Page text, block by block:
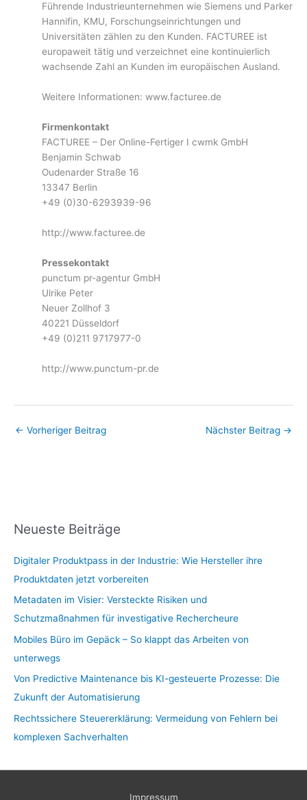
Führende Industrieunternehmen wie Siemens und Parker
Hannifin, KMU, Forschungseinrichtungen und
Universitäten zählen zu den Kunden. FACTUREE ist
europaweit tätig und verzeichnet eine kontinuierlich
wachsende Zahl an Kunden im europäischen Ausland.
Weitere Informationen: www.facturee.de
Firmenkontakt
FACTUREE – Der Online-Fertiger I cwmk GmbH
Benjamin Schwab
Oudenarder Straße 16
13347 Berlin
+49 (0)30-6293939-96
http://www.facturee.de
Pressekontakt
punctum pr-agentur GmbH
Ulrike Peter
Neuer Zollhof 3
40221 Düsseldorf
+49 (0)211 9717977-0
http://www.punctum-pr.de
← Vorheriger Beitrag Nächster Beitrag →
Neueste Beiträge
Digitaler Produktpass in der Industrie: Wie Hersteller ihre
Produktdaten jetzt vorbereiten
Metadaten im Visier: Versteckte Risiken und
Schutzmaßnahmen für investigative Rechercheure
Mobiles Büro im Gepäck – So klappt das Arbeiten von
unterwegs
Von Predictive Maintenance bis KI-gesteuerte Prozesse: Die
Zukunft der Automatisierung
Rechtssichere Steuererklärung: Vermeidung von Fehlern bei
komplexen Sachverhalten
Impressum